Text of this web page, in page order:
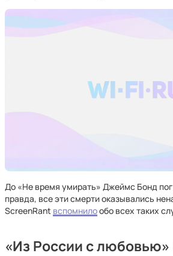
До «Не время умирать» Джеймс Бонд
правда, все эти смерти оказывались
ScreenRant вспомнилообо всех таких
«Из России с любовью»